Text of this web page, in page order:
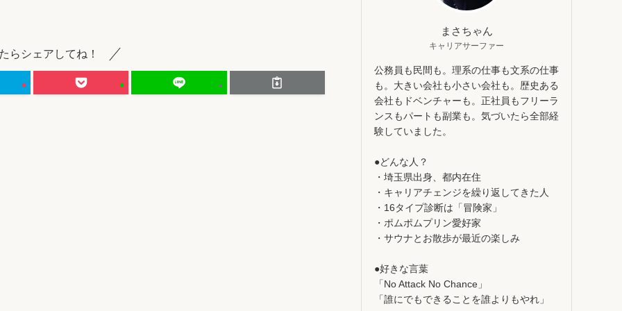
らシェアしてね！
まさちゃん
キャリアサーファー
公務員も民間も。理系の仕事も文系の仕事
も。大きい会社も小さい会社も。歴史ある
会社もドベンチャーも。正社員もフリーラ
ンスもパートも副業も。気づいたら全部経
験していました。
●どんな人？
・埼玉県出身、都内在住
・キャリアチェンジを繰り返してきた人
・16タイプ診断は「冒険家」
・ポムポムプリン愛好家
・サウナとお散歩が最近の楽しみ
●好きな言葉
「No Attack No Chance」
「誰にでもできることを誰よりもやれ」